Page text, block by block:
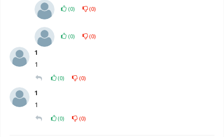
(0) (0)
(0) (0)
1
1
(0) (0)
1
1
(0) (0)